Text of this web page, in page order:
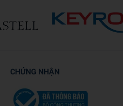
CHỨNG NHẬN